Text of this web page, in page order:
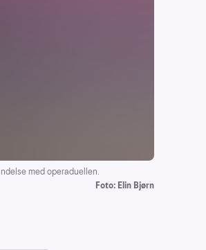
med operaduellen.
Foto: Elin Bjørn